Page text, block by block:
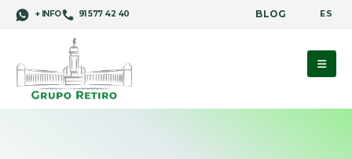
+ INFO 91 577 42 40 BLOG ES